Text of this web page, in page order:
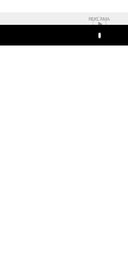
REKLAMA
Play